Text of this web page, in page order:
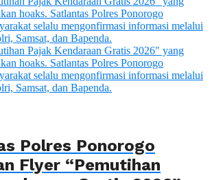
Polres Ponorogo
Flyer “Pemutihan